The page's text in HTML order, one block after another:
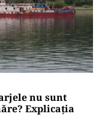
nu sunt
Explicația